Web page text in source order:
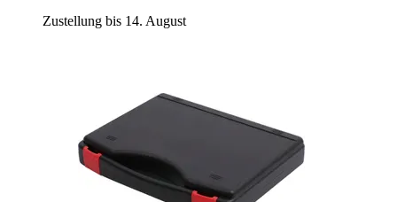
Zustellung bis 14. August